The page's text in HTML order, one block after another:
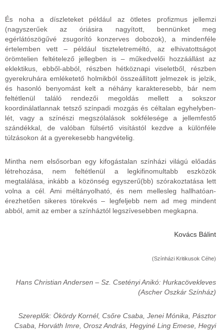
És noha a díszleteket például az ötletes profizmus jellemzi
(nagyszerűek az óriásira nagyított, bennünket meg
egérlátószögűvé zsugorító konzerves dobozok), a mindenféle
értelemben vett – például tiszteletreméltó, az elhivatottságot
örömtelien feltételező jellegben is – műkedvelői hozzáállást az
eklektikus, ebből-abból, részben hétköznapi viseletből, részben
gyerekruhára emléketető holmikból összeállított jelmezek is jelzik,
és hasonló benyomást kelt a néhány karakteresebb, bár nem
feltétlenül találó rendezői megoldás mellett a sokszor
koordinálatlannak tetsző színpadi mozgás és céltalan egyhelyben-
lét, vagy a színészi megszólalások sokfélesége a jellemfestő
szándékkal, de valóban fülsértő visítástól kezdve a különféle
túlzásokon át a gyerekesebb hangvételig.
Mintha nem elsősorban egy kifogástalan színházi világú előadás
létrehozása, nem feltétlenül a legkifinomultabb eszközök
megtalálása, inkább a közönség egyszerű(bb) szórakoztatása lett
volna a cél. Ami méltányolható, és nem mellesleg hallhatóan-
érezhetően sikeres törekvés – legfeljebb nem ad meg mindent
abból, amit az ember a színháztól legszívesebben megkapna.
Kovács Bálint
(Színházi Kritikusok Céhe)
Hans Christian Andersen – Sz. Csetényi Anikó: Hurkacövekleves
(Ascher Oszkár Színház)
Szereplők: Ökördy Kornél, Csőre Csaba, Jenei Mónika, Pásztor
Csaba, Horváth Imre, Orosz András, Hegyiné Ling Emese, Hegyi